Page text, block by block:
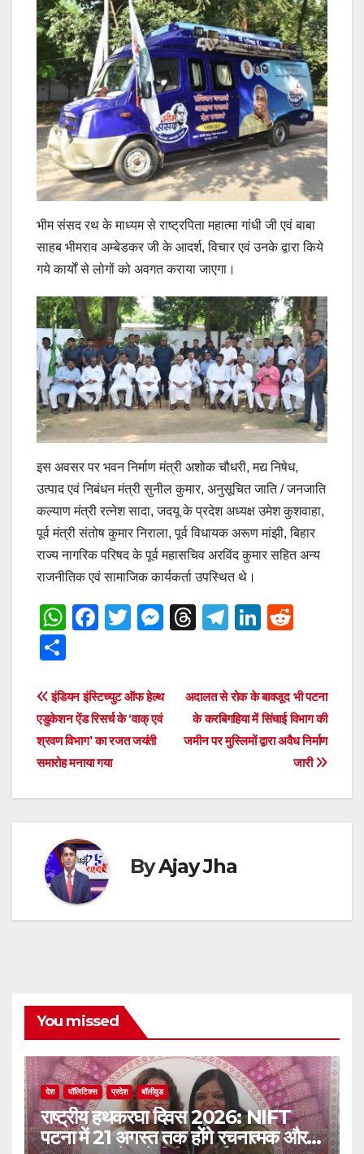
भीम संसद रथ के माध्यम से राष्ट्रपिता महात्मा गांधी जी एवं बाबा
साहब भीमराव अम्बेडकर जी के आदर्श, विचार एवं उनके द्वारा किये
गये कार्यों से लोगों को अवगत कराया जाएगा।
इस अवसर पर भवन निर्माण मंत्री अशोक चौधरी, मद्य निषेध,
उत्पाद एवं निबंधन मंत्री सुनील कुमार, अनुसूचित जाति / जनजाति
कल्याण मंत्री रत्नेश सादा, जदयू के प्रदेश अध्यक्ष उमेश कुशवाहा,
पूर्व मंत्री संतोष कुमार निराला, पूर्व विधायक अरूण मांझी, बिहार
राज्य नागरिक परिषद के पूर्व महासचिव अरविंद कुमार सहित अन्य
राजनीतिक एवं सामाजिक कार्यकर्ता उपस्थित थे।
W
s
A
p
p
F
e
b
o
o
k
T
er
M
e
n
T
a
d
s
T
gr
a
m
Li
e
dI
n
di
t
ar
e
Post
navigation
अदालत से रोक के बावजूद भी पटना
के करबिगहिया में सिंचाई विभाग की
जमीन पर मुस्लिमों द्वारा अवैध निर्माण
जारी
इंडियन इंस्टिच्युट ऑफ हेल्थ
एडुकेशन ऐंड रिसर्च के ‘वाक् एवं
श्रवण विभाग’ का रजत जयंती
समारोह मनाया गया
ByAjay Jha
You missed
देश पॉलिटिक्स प्रदेश बॉलीवुड
राष्ट्रीय हथकरघा दिवस 2026: NIFT
पटना में 21 अगस्त तक होंगे रचनात्मक और